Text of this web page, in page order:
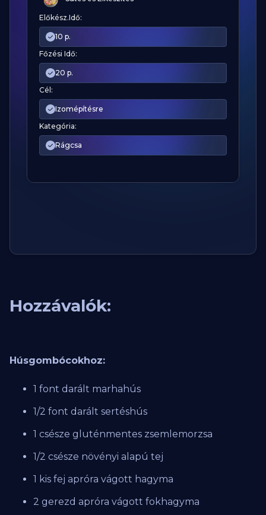
Előkész.Idő:
10 p.
Főzési Idő:
20 p.
Cél:
Izomépítésre
Kategória:
Rágcsa
Hozzávalók:
Húsgombócokhoz:
1 font darált marhahús
1/2 font darált sertéshús
1 csésze gluténmentes zsemlemorzsa
1/2 csésze növényi alapú tej
1 kis fej apróra vágott hagyma
2 gerezd apróra vágott fokhagyma